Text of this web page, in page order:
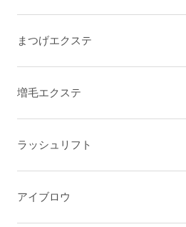
まつげエクステ
増毛エクステ
ラッシュリフト
アイブロウ